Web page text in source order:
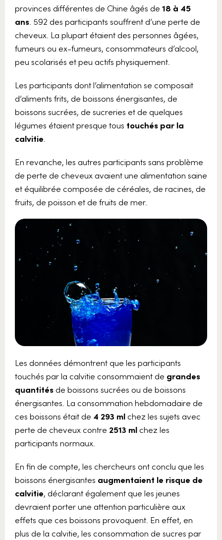
provinces différentes de Chine âgés de 18 à 45
ans . 592 des participants souffrent d’une perte de
cheveux. La plupart étaient des personnes âgées,
fumeurs ou ex-fumeurs, consommateurs d’alcool,
peu scolarisés et peu actifs physiquement.
Les participants dont l’alimentation se composait
d’aliments frits, de boissons énergisantes, de
boissons sucrées, de sucreries et de quelques
légumes étaient presque tous touchés par la
calvitie
En revanche, les autres participants sans problème
de perte de cheveux avaient une alimentation saine
et équilibrée composée de céréales, de racines, de
fruits, de poisson et de fruits de mer.
Les données démontrent que les participants
touchés par la calvitie consommaient de grandes
quantitésde boissons sucrées ou de boissons
énergisantes. La consommation hebdomadaire de
ces boissons était de 4 293 mlchez les sujets avec
perte de cheveux contre 2513 mlchez les
participants normaux.
En fin de compte, les chercheurs ont conclu que les
boissons énergisantes augmentaient le risque de
calvitie, déclarant également que les jeunes
devraient porter une attention particulière aux
effets que ces boissons provoquent. En effet, en
plus de la calvitie, les consommation de sucres par